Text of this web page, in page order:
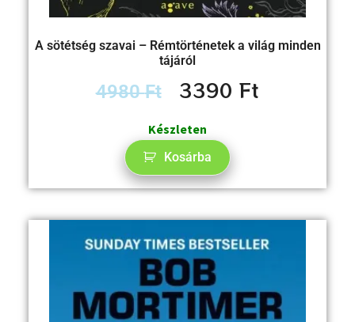
A sötétség szavai – Rémtörténetek a világ minden
tájáról
4980Ft 3390Ft
Készleten
Kosárba